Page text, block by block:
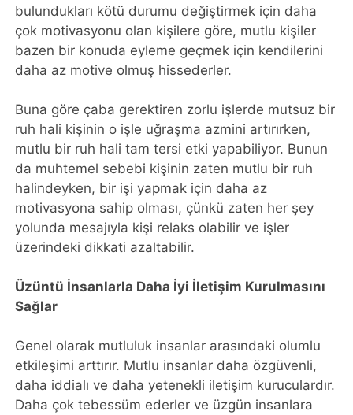
bulundukları kötü durumu değiştirmek için daha
çok motivasyonu olan kişilere göre, mutlu kişiler
bazen bir konuda eyleme geçmek için kendilerini
daha az motive olmuş hissederler.
Buna göre çaba gerektiren zorlu işlerde mutsuz bir
ruh hali kişinin o işle uğraşma azmini artırırken,
mutlu bir ruh hali tam tersi etki yapabiliyor. Bunun
da muhtemel sebebi kişinin zaten mutlu bir ruh
halindeyken, bir işi yapmak için daha az
motivasyona sahip olması, çünkü zaten her şey
yolunda mesajıyla kişi relaks olabilir ve işler
üzerindeki dikkati azaltabilir.
Üzüntü İnsanlarla Daha İyi İletişim Kurulmasını
Sağlar
Genel olarak mutluluk insanlar arasındaki olumlu
etkileşimi arttırır. Mutlu insanlar daha özgüvenli,
daha iddialı ve daha yetenekli iletişim kuruculardır.
Daha çok tebessüm ederler ve üzgün insanlara